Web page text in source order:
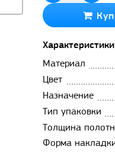
Характеристики
Материал
Цвет
Назначение
Тип упаковки
Толщина
Форма